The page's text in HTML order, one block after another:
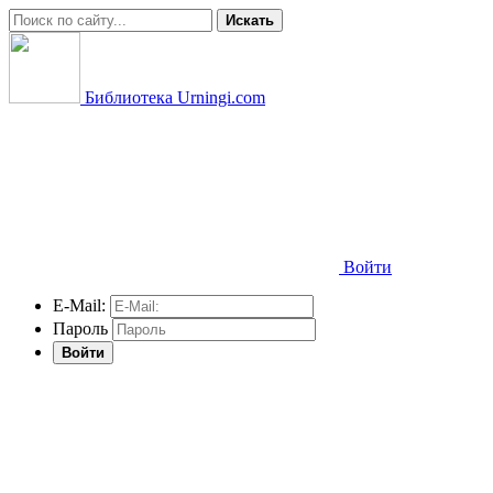
Искать
Библиотека Urningi.com
Войти
E-Mail:
Пароль
Войти